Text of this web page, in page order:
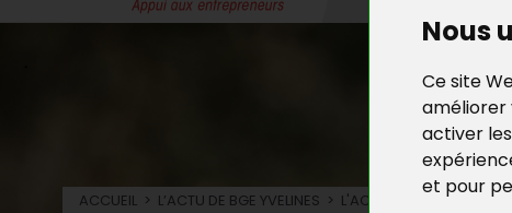
Nous
Ce site
améliorer
activer
et pour
ACCUEIL > L’ACTU DE BGE YVELINES > L'ACTU DE LA CRÉATION